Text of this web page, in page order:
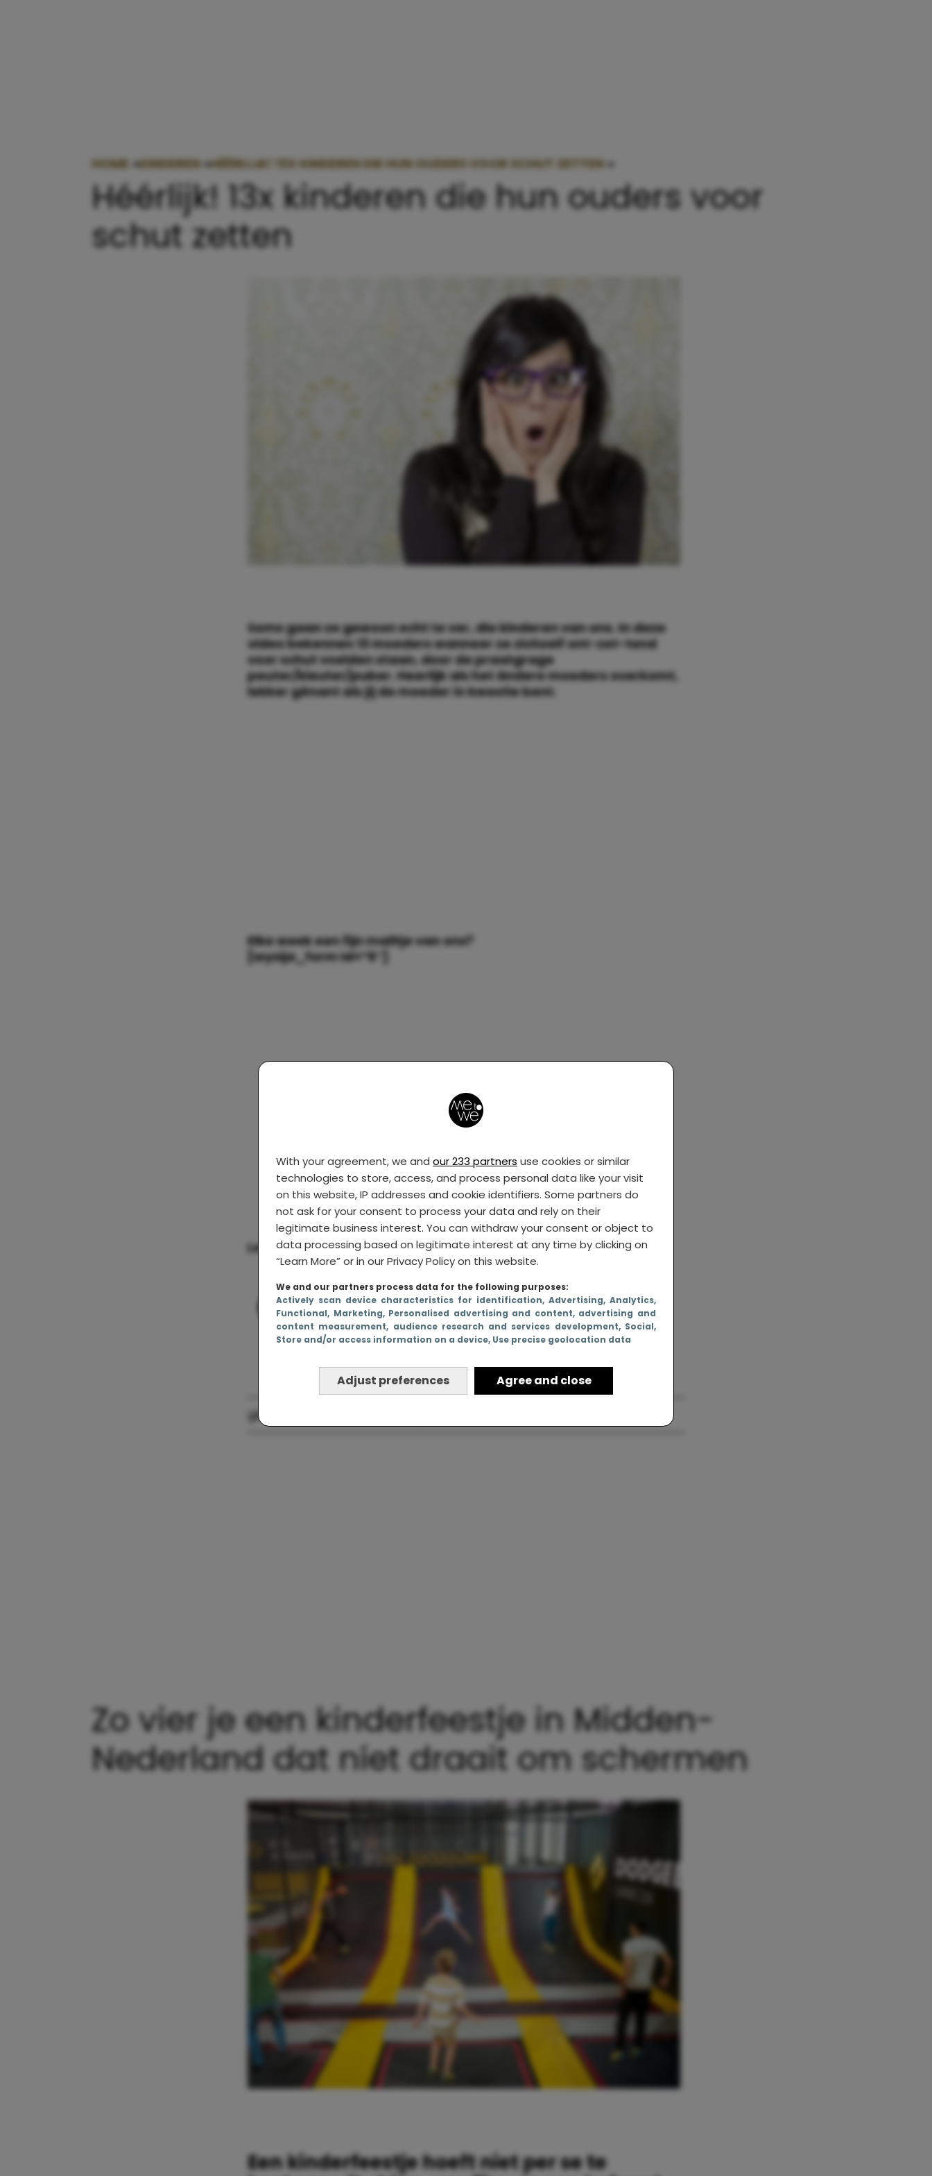
With your agreement, we and our 233 partners use cookies or similar
technologies to store, access, and process personal data like your visit
on this website, IP addresses and cookie identifiers. Some partners do
not ask for your consent to process your data and rely on their
legitimate business interest. You can withdraw your consent or object to
data processing based on legitimate interest at any time by clicking on
“Learn More” or in our Privacy Policy on this website.
We and our partners process data for the following purposes:
Actively scan device characteristics for identification, Advertising, Analytics,
Functional, Marketing, Personalised advertising and content, advertising and
content measurement, audience research and services development, Social,
Store and/or access information on a device, Use precise geolocation data
Adjust preferences Agree and close
HOME »KINDEREN »HÉÉRLIJK! 13X KINDEREN DIE HUN OUDERS VOOR SCHUT ZETTEN »
Héérlijk! 13x kinderen die hun ouders voor
schut zetten
Soms gaan ze gewoon echt te ver, die kinderen van ons. In deze
video bekennen 13 moeders wanneer ze zichzelf ont-zet-tend
voor schut voelden staan, door de praatgrage
peuter/kleuter/puber. Heerlijk als het ándere moeders overkomt,
lekkergênant als jij de moeder in kwestie bent.
Elke week een fijn mailtje van ons?
[wysija_form id=”6″]
Lees ook:“Ik krijg een jongetje en nu ben ik teleurgesteld”
Facebook Twitter Pinterest
Whatsapp
gênante verhalen
Zo vier je een kinderfeestje in Midden-
Nederland dat níet draait om schermen
Een kinderfeestje hoeft niet per se te